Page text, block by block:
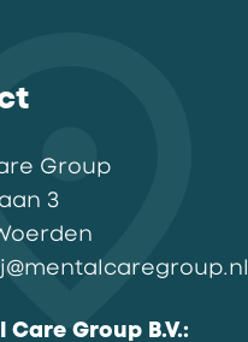
Group
3
Care Group B.V.: